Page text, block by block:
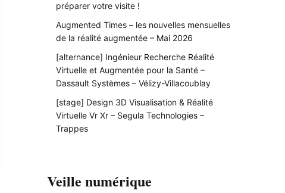
préparer votre visite !
Augmented Times – les nouvelles mensuelles
de la réalité augmentée – Mai 2026
[alternance] Ingénieur Recherche Réalité
Virtuelle et Augmentée pour la Santé –
Dassault Systèmes – Vélizy-Villacoublay
[stage] Design 3D Visualisation & Réalité
Virtuelle Vr Xr – Segula Technologies –
Trappes
Veille numérique